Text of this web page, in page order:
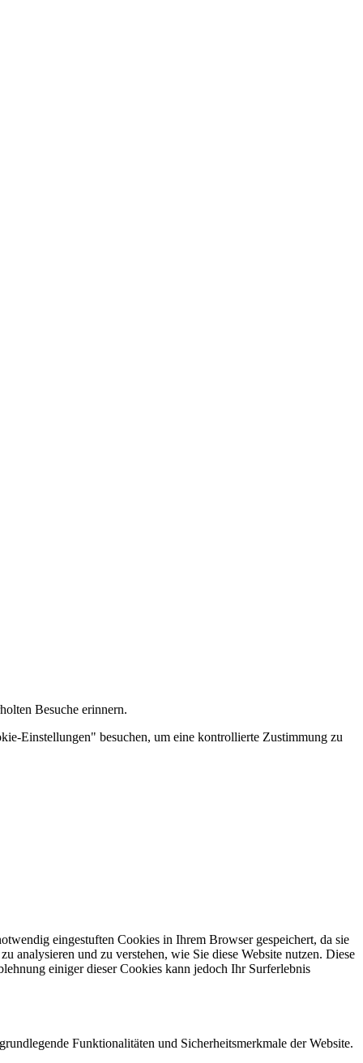
Besuche erinnern.
Einstellungen" besuchen, um eine kontrollierte Zustimmung zu
eingestuften Cookies in Ihrem Browser gespeichert, da sie
analysieren und zu verstehen, wie Sie diese Website nutzen. Diese
einiger dieser Cookies kann jedoch Ihr Surferlebnis
Funktionalitäten und Sicherheitsmerkmale der Website.